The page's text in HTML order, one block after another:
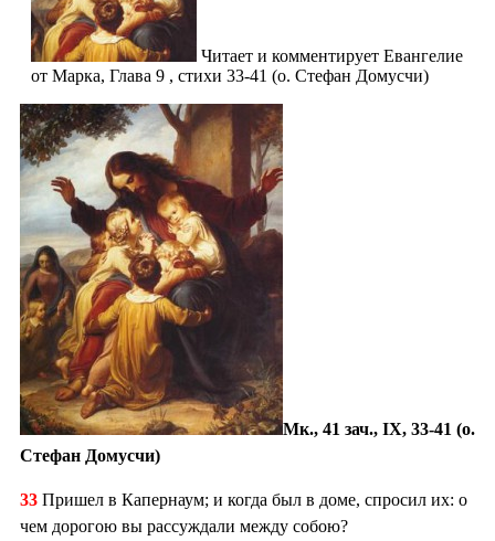
Читает и комментирует Евангелие
от Марка, Глава 9 , стихи 33-41 (о. Стефан Домусчи)
Мк., 41 зач., IX, 33-41 (о.
Стефан Домусчи)
33 Пришел в Капернаум; и когда был в доме, спросил их: о
чем дорогою вы рассуждали между собою?